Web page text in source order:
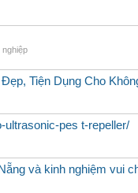
nghiệp
Tiện Dụng Cho
ultrasonic-pes t-repeller/
và kinh nghiệm vui